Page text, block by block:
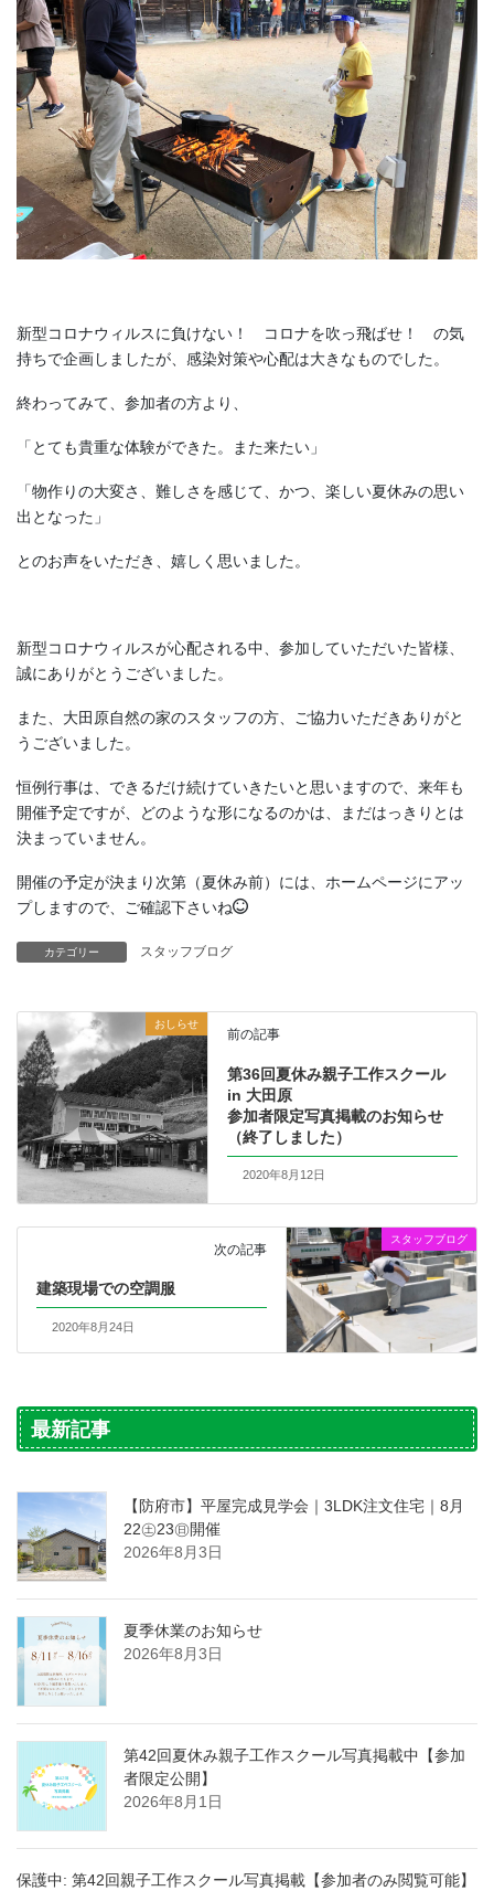
新型コロナウィルスに負けない！ コロナを吹っ飛ばせ！ の気
持ちで企画しましたが、感染対策や心配は大きなものでした。
終わってみて、参加者の方より、
「とても貴重な体験ができた。また来たい」
「物作りの大変さ、難しさを感じて、かつ、楽しい夏休みの思い
出となった」
とのお声をいただき、嬉しく思いました。
新型コロナウィルスが心配される中、参加していただいた皆様、
誠にありがとうございました。
また、大田原自然の家のスタッフの方、ご協力いただきありがと
うございました。
恒例行事は、できるだけ続けていきたいと思いますので、来年も
開催予定ですが、どのような形になるのかは、まだはっきりとは
決まっていません。
開催の予定が決まり次第（夏休み前）には、ホームページにアッ
プしますので、ご確認下さいね
カテゴリー スタッフブログ
おしらせ
前の記事
第36回夏休み親子工作スクール
in 大田原
参加者限定写真掲載のお知らせ
（終了しました）
2020年8月12日
スタッフブログ
次の記事
建築現場での空調服
2020年8月24日
最新記事
【防府市】平屋完成見学会｜3LDK注文住宅｜8月
22㊏23㊐開催
2026年8月3日
夏季休業のお知らせ
2026年8月3日
第42回夏休み親子工作スクール写真掲載中【参加
者限定公開】
2026年8月1日
保護中: 第42回親子工作スクール写真掲載【参加者のみ閲覧可能】